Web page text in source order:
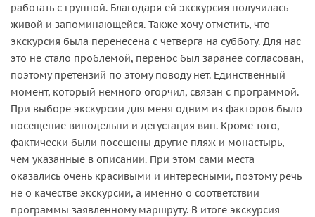
работать с группой. Благодаря ей экскурсия получилась
живой и запоминающейся. Также хочу отметить, что
экскурсия была перенесена с четверга на субботу. Для нас
это не стало проблемой, перенос был заранее согласован,
поэтому претензий по этому поводу нет. Единственный
момент, который немного огорчил, связан с программой.
При выборе экскурсии для меня одним из факторов было
посещение винодельни и дегустация вин. Кроме того,
фактически были посещены другие пляж и монастырь,
чем указанные в описании. При этом сами места
оказались очень красивыми и интересными, поэтому речь
не о качестве экскурсии, а именно о соответствии
программы заявленному маршруту. В итоге экскурсия